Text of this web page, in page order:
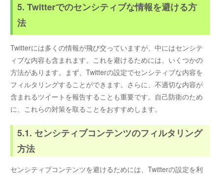
5. Twitterでのセンシティブな情報を避ける方
法
Twitterには多くの情報が飛び交っていますが、中にはセンシテ
ィブな内容も含まれます。これを避けるためには、いくつかの
方法があります。まず、Twitterの設定でセンシティブな内容を
フィルタリングすることができます。さらに、不適切な内容が
含まれるツイートを報告することも重要です。自己防衛のため
に、これらの対策を取ることをおすすめします。
5.1. センシティブコンテンツのフィルタリング
方法
センシティブコンテンツを避けるためには、Twitterの設定を利